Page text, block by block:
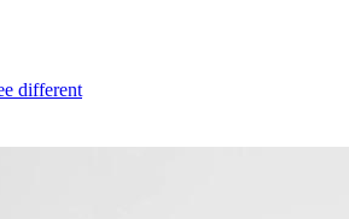
different